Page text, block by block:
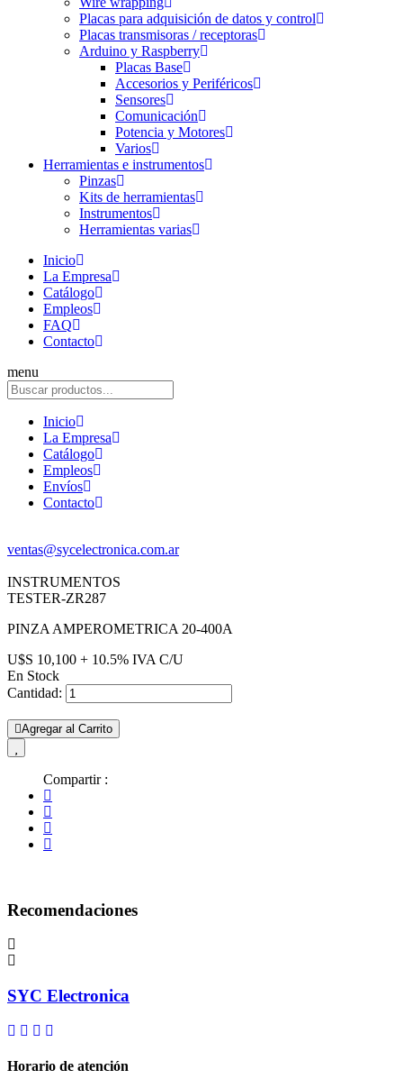
Placas para adquisición de datos y control
Placas transmisoras / receptoras
Arduino y Raspberry
Placas Base
Accesorios y Periféricos
Sensores
Comunicación
Potencia y Motores
Varios
Herramientas e instrumentos
Pinzas
Kits de herramientas
Instrumentos
Herramientas varias
Inicio
La Empresa
Catálogo
Empleos
FAQ
Contacto
menu
Inicio
La Empresa
Catálogo
Empleos
Envíos
Contacto
ventas@sycelectronica.com.ar
INSTRUMENTOS
TESTER-ZR287
PINZA AMPEROMETRICA 20-400A
U$S 10,100 + 10.5% IVA C/U
En Stock
Cantidad:
Agregar al Carrito
Compartir :
Recomendaciones
SYC Electronica
Horario de atención